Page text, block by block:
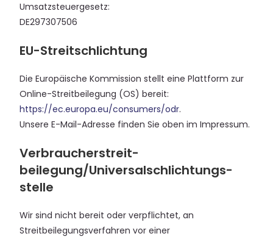
Umsatzsteuergesetz:
DE297307506
EU-Streitschlichtung
Die Europäische Kommission stellt eine Plattform zur
Online-Streitbeilegung (OS) bereit:
https://ec.europa.eu/consumers/odr.
Unsere E-Mail-Adresse finden Sie oben im Impressum.
Verbraucher­streit­
beilegung/Universal­schlichtungs­
stelle
Wir sind nicht bereit oder verpflichtet, an
Streitbeilegungsverfahren vor einer